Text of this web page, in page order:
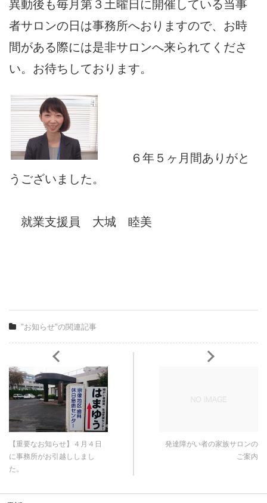
異動後も毎月第３土曜日に開催している当事
者サロンの日は事務所へおりますので、お時
間がある際には是非サロンへ来られてくださ
い。お待ちしております。
６年５ヶ月間ありがと
うございました。
就業支援員 大城 睦美
"お知らせ"の関連記事
【重要なお知らせ】４月４日
に事務所がお引越ししまし
た。
発達障がい者の家族サロンの
ご案内